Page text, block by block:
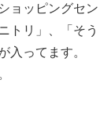
ョッピングセン
トリ」、「そう
入ってます。